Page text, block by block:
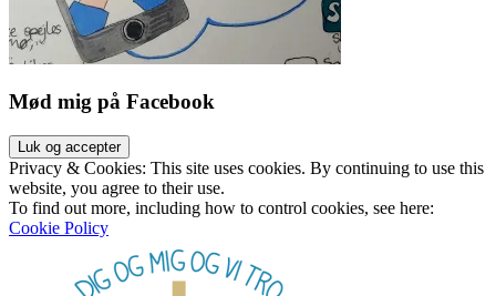
Mød mig på Facebook
Privacy & Cookies: This site uses cookies. By continuing to use this
website, you agree to their use.
To find out more, including how to control cookies, see here:
Cookie Policy